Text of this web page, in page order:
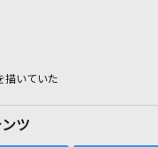
描いていた
ツ